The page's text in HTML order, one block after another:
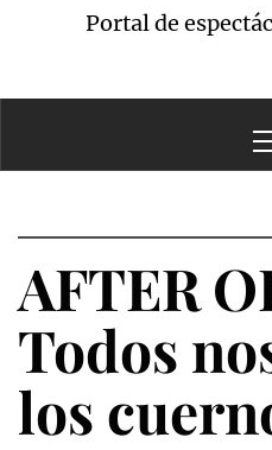
Portal de
AFTER
Todos
los